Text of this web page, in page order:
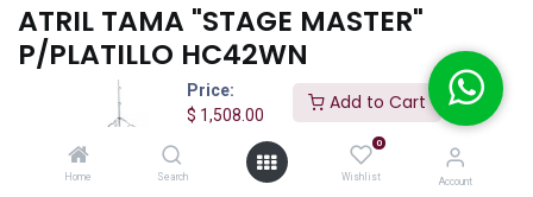
Price:
$ 1,508.00
Add to Cart
Home Search
0
Wishlist Account
ATRIL TAMA "STAGE MASTER"
P/PLATILLO HC42WN
(0 reseña)
Atril tama para platillo stage master recto ahora cuenta con el
soporte de platillo Quick-Set para una configuracion y desarme
mas rapido.